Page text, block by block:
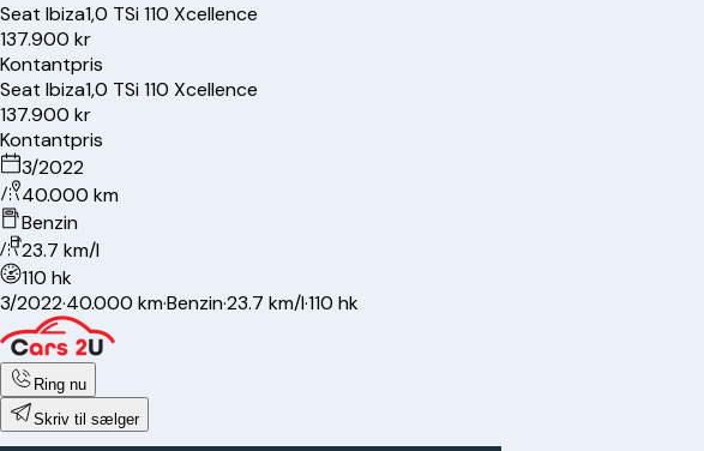
Seat Ibiza1,0 TSi 110 Xcellence
137.900 kr
Kontantpris
Seat Ibiza1,0 TSi 110 Xcellence
137.900 kr
Kontantpris
3/2022
40.000 km
Benzin
23.7 km/l
110 hk
3/2022·40.000 km·Benzin·23.7 km/l·110 hk
Ring nu
Skriv til sælger